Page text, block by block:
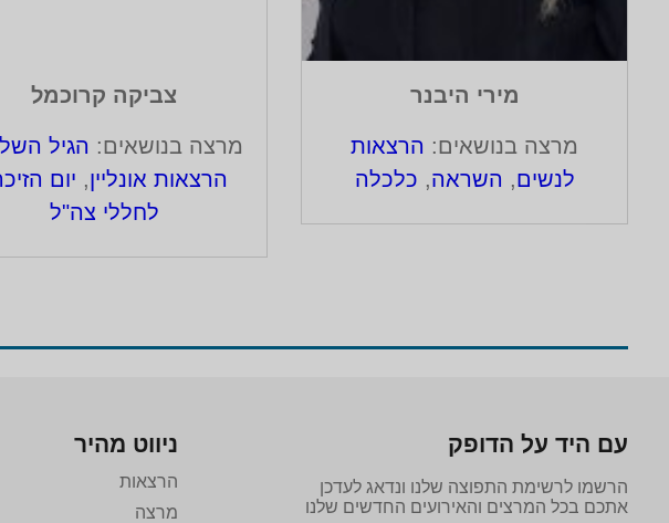
צביקה קרוכמל
מרצה בנושאים: הגיל
הרצאות אונליין, יום
לחללי צה"ל
מירי היבנר
מרצה בנושאים: הרצאות
לנשים, השראה, כלכלה
עם היד על הדופק
הרשמו לרשימת התפוצה שלנו ונדאג לעדכן
אתכם בכל המרצים והאירועים החדשים שלנו
ניווט מהיר
הרצאות
מרצה